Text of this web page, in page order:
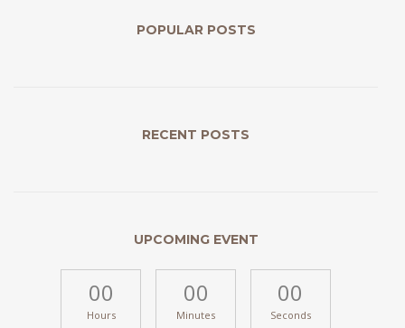
POPULAR POSTS
RECENT POSTS
UPCOMING EVENT
00
Hours
00
Minutes
00
Seconds